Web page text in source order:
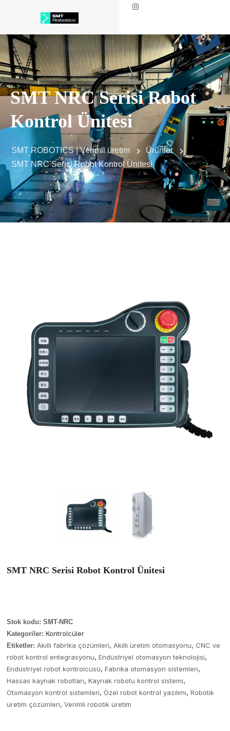
SMT NRC Serisi Robot
Kontrol Ünitesi
SMT ROBOTICS | Verimli üretim
Ürünler
SMT NRC Serisi Robot Kontrol Ünitesi
SMT NRC Serisi Robot Kontrol Ünitesi
Stok kodu: SMT-NRC
Kategoriler: Kontrolcüler
Etiketler: Akıllı fabrika çözümleri, Akıllı üretim otomasyonu, CNC ve
robot kontrol entegrasyonu, Endüstriyel otomasyon teknolojisi,
Endüstriyel robot kontrolcüsü, Fabrika otomasyon sistemleri,
Hassas kaynak robotları, Kaynak robotu kontrol sistemi,
Otomasyon kontrol sistemleri, Özel robot kontrol yazılımı, Robotik
üretim çözümleri, Verimli robotik üretim